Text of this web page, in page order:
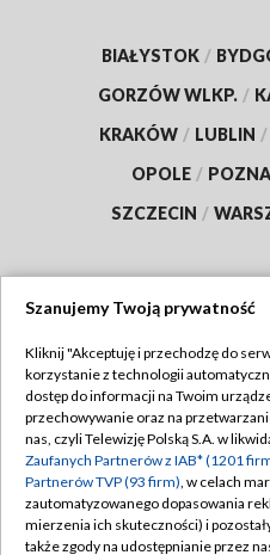
BIAŁYSTOK /
GORZÓW WLKP. /
KRAKÓW / LUBLIN /
OPOLE /
SZCZECIN /
Abonament TVP
Emisja w TVP
Centrum informacji TVP
Naziemna Telewizja
Polityka
Szanujemy Twoją prywatność
Kliknij "Akceptuję i przechodzę do
korzystanie z technologii
dostęp do informacji na Twoim
przechowywanie oraz na
nas, czyli Telewizję Polską S.A. w
Zaufanych Partnerów z IAB* (1201
Partnerów TVP (93 firm), w celach
zautomatyzowanego dopasowania
mierzenia ich skuteczności) i
także zgody na udostępnianie przez